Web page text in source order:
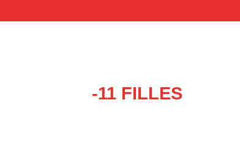
-11 FILLES